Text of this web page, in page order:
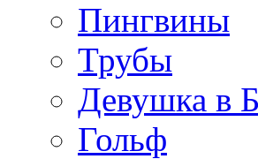
Пингвины
Трубы
Девушка в
Гольф